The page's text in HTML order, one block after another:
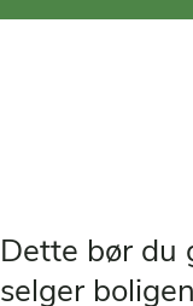
Dette bør du
selger boligen